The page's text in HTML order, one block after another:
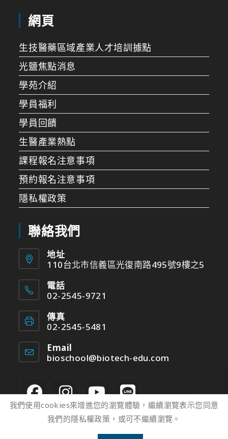
網頁
生技醫藥區域產業人才培訓據點
光鹽焦點消息
學苑介紹
學員福利
學員回饋
生醫產業熱點
課程報名注意事項
預約報名注意事項
隱私權政策
聯絡我們
地址
110台北市信義區光復南路495號9樓之5
電話
02-2545-9721
傳真
02-2545-5481
Email
bioschool@biotech-edu.com
我們使用cookies來增進您的瀏覽體驗，繼續瀏覽表示您同意
我們的隱私權政策，或可不繼續瀏覽。